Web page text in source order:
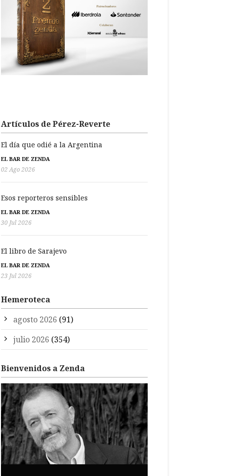
Artículos de Pérez-Reverte
El día que odié a la Argentina
EL BAR DE ZENDA
02 Ago 2026
Esos reporteros sensibles
EL BAR DE ZENDA
30 Jul 2026
El libro de Sarajevo
EL BAR DE ZENDA
23 Jul 2026
Hemeroteca
agosto 2026 (91)
julio 2026 (354)
Bienvenidos a Zenda